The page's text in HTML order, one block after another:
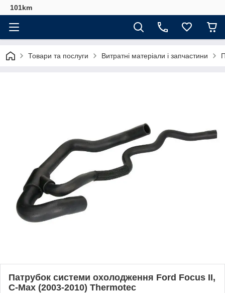
101km
Товари та послуги Витратні матеріали і запчастини
Патрубок системи охолодження Ford Focus II,
C-Max (2003-2010) Thermotec